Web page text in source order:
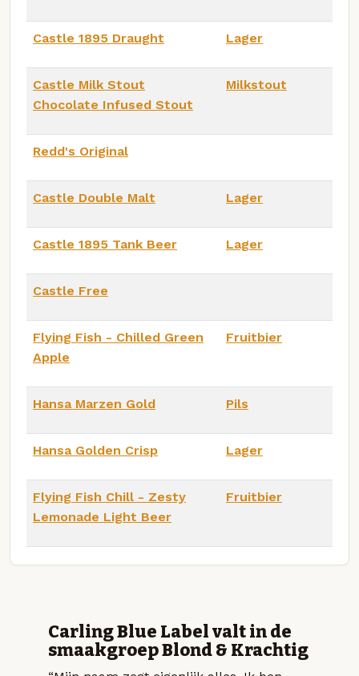
Castle 1895 Draught Lager
Castle Milk Stout
Chocolate Infused Stout
Milkstout
Redd's Original
Castle Double Malt Lager
Castle 1895 Tank Beer Lager
Castle Free
Flying Fish - Chilled Green
Apple
Fruitbier
Hansa Marzen Gold Pils
Hansa Golden Crisp Lager
Flying Fish Chill - Zesty
Lemonade Light Beer
Fruitbier
Carling Blue Label valt in de
smaakgroep Blond & Krachtig